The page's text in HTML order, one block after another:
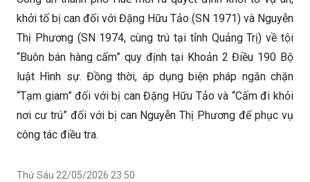
khởi tố bị can đối với Đặng Hữu Tảo (SN 1971) và Nguyễn
Thị Phương (SN 1974, cùng trú tại tỉnh Quảng Trị) về tội
“Buôn bán hàng cấm” quy định tại Khoản 2 Điều 190 Bộ
luật Hình sự. Đồng thời, áp dụng biện pháp ngăn chặn
“Tạm giam” đối với bị can Đặng Hữu Tảo và “Cấm đi khỏi
nơi cư trú” đối với bị can Nguyễn Thị Phương để phục vụ
công tác điều tra.
Thứ Sáu 22/05/2026 23:50